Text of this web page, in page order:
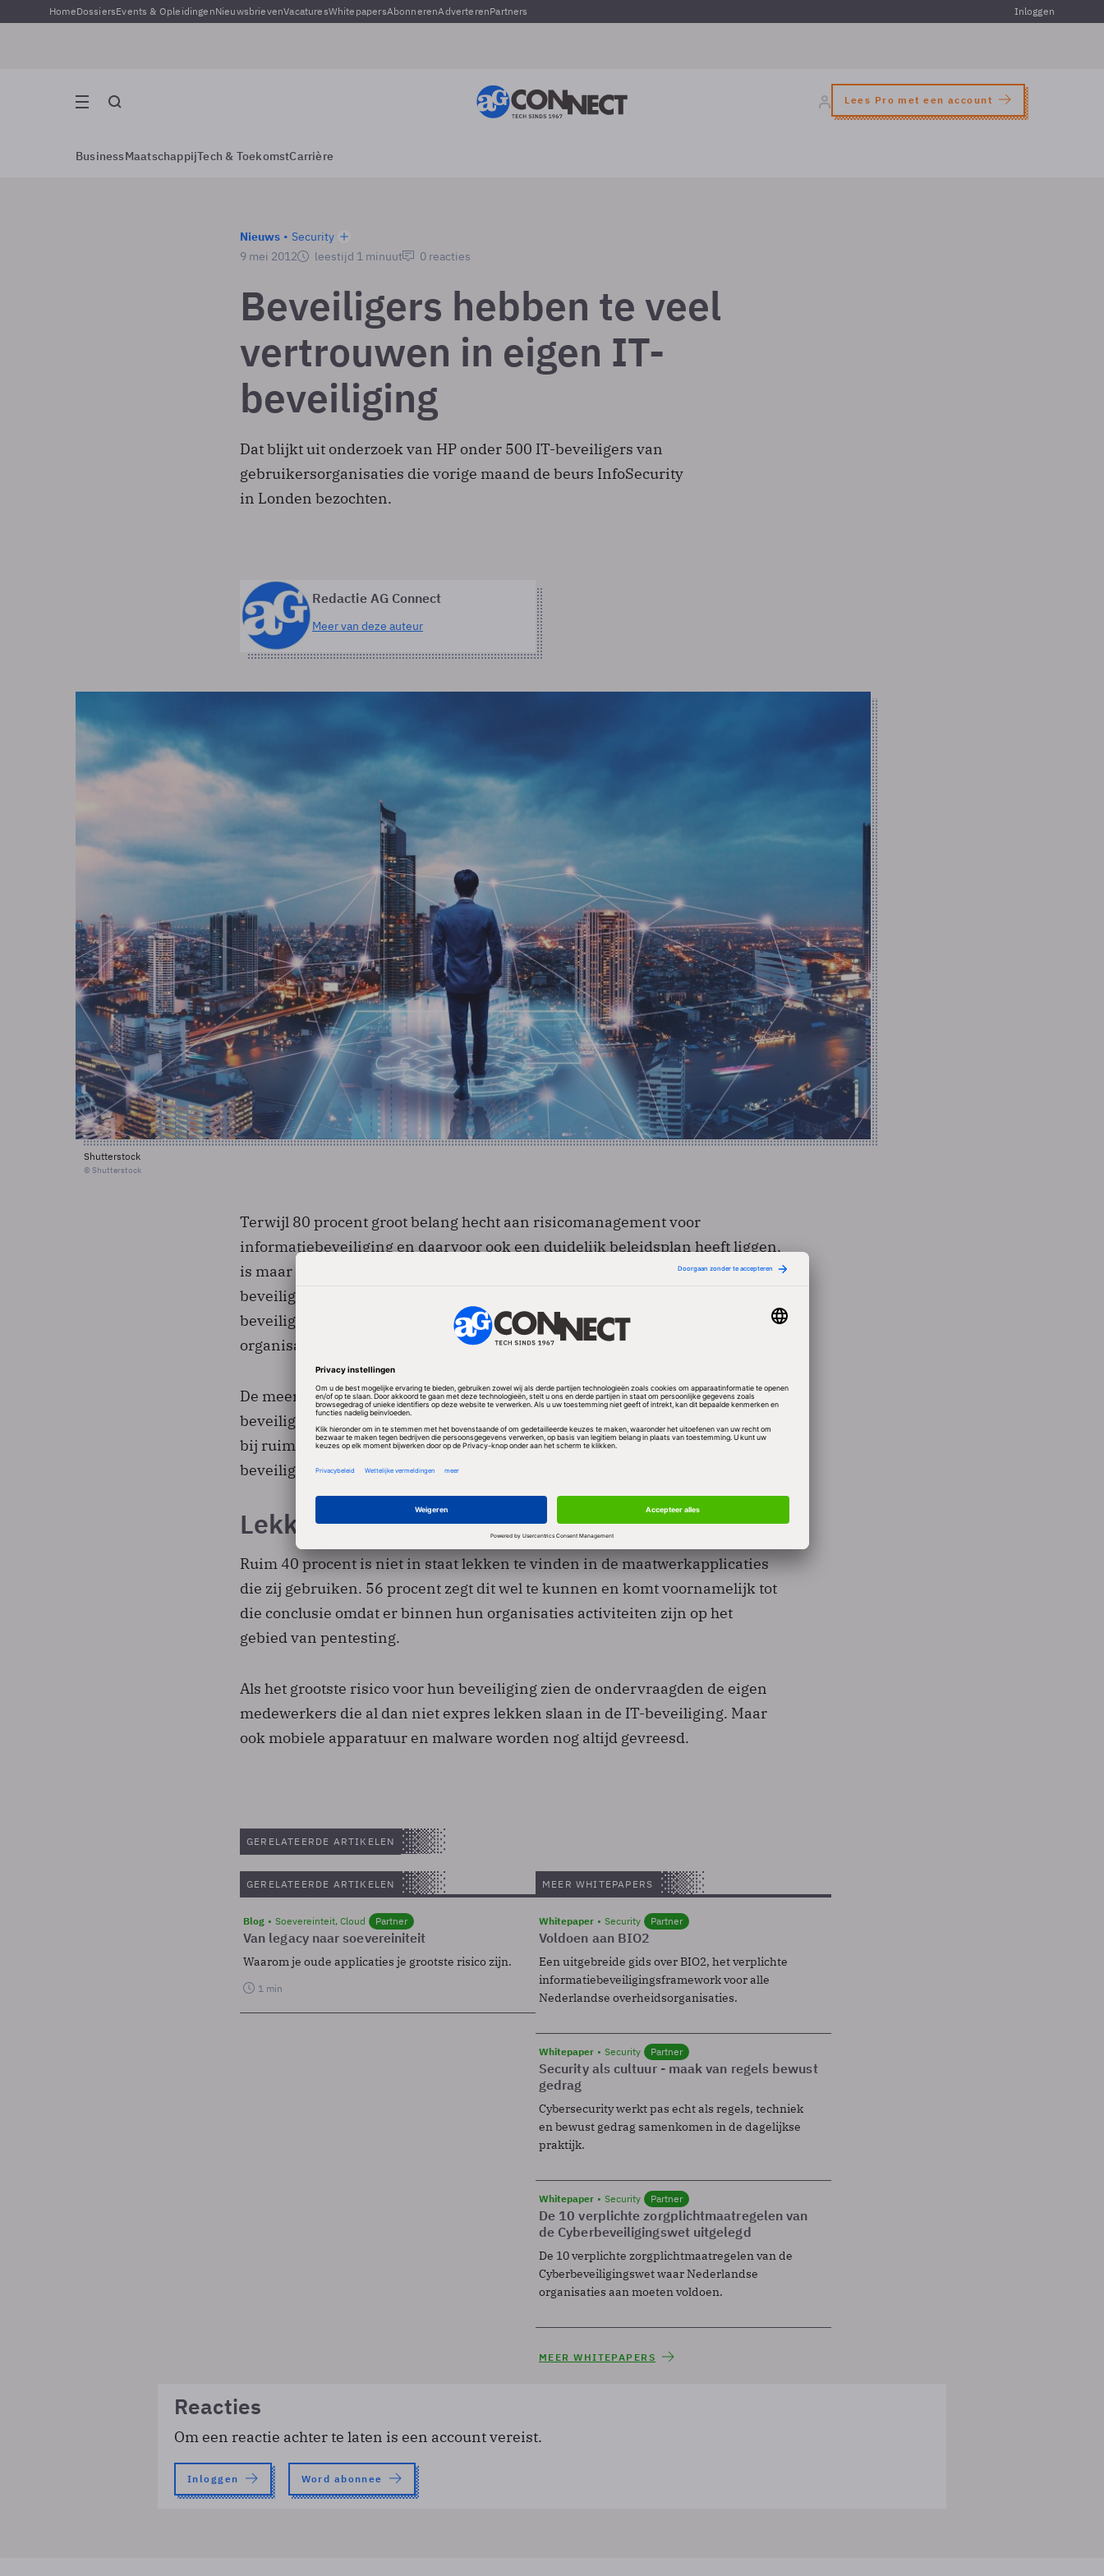
HomeDossiersEvents & OpleidingenNieuwsbrievenVacaturesWhitepapersAbonnerenAdverterenPartners Inloggen
Lees Pro met een account
BusinessMaatschappijTech & ToekomstCarrière
Nieuws
Security
9 mei 2012
leestijd 1 minuut 0 reacties
Beveiligers hebben te veel
vertrouwen in eigen IT-
beveiliging
Dat blijkt uit onderzoek van HP onder 500 IT-beveiligers van
gebruikersorganisaties die vorige maand de beurs InfoSecurity
in Londen bezochten.
Redactie AG Connect
Meer van deze auteur
Shutterstock
© Shutterstock
Terwijl 80 procent groot belang hecht aan risicomanagement voor
informatiebeveiliging en daarvoor ook een duidelijk beleidsplan heeft liggen,
is maar 14 procent er echt zeker van dat hun huidige IT-
beveiligingsoplossingen hen een compleet en precies beeld geven van hun
beveiliging. Ruim 40 procent zegt dan ook er niet zeker van te zijn dat hun
organisatie hier inzicht in heeft.
De meerderheid van de bedrijven houdt via monitoring real-time zicht op
beveiligingsincidenten. Zeker 30 procent doet dat echter niet. Ook ontbreken
bij ruim de helft analyse van de assets en prioritisering als onderdeel van het
beveiligingsprogramma.
Lekken vinden
Ruim 40 procent is niet in staat lekken te vinden in de maatwerkapplicaties
die zij gebruiken. 56 procent zegt dit wel te kunnen en komt voornamelijk tot
die conclusie omdat er binnen hun organisaties activiteiten zijn op het
gebied van pentesting.
Als het grootste risico voor hun beveiliging zien de ondervraagden de eigen
medewerkers die al dan niet expres lekken slaan in de IT-beveiliging. Maar
ook mobiele apparatuur en malware worden nog altijd gevreesd.
GERELATEERDE ARTIKELEN
GERELATEERDE ARTIKELEN
Blog Soevereinteit, Cloud Partner
Van legacy naar soevereiniteit
Waarom je oude applicaties je grootste risico zijn.
1 min
MEER WHITEPAPERS
Whitepaper Security Partner
Voldoen aan BIO2
Een uitgebreide gids over BIO2, het verplichte
informatiebeveiligingsframework voor alle
Nederlandse overheidsorganisaties.
Whitepaper Security Partner
Security als cultuur - maak van regels bewust
gedrag
Cybersecurity werkt pas echt als regels, techniek
en bewust gedrag samenkomen in de dagelijkse
praktijk.
Whitepaper Security Partner
De 10 verplichte zorgplichtmaatregelen van
de Cyberbeveiligingswet uitgelegd
De 10 verplichte zorgplichtmaatregelen van de
Cyberbeveiligingswet waar Nederlandse
organisaties aan moeten voldoen.
MEER WHITEPAPERS
Reacties
Om een reactie achter te laten is een account vereist.
Inloggen Word abonnee